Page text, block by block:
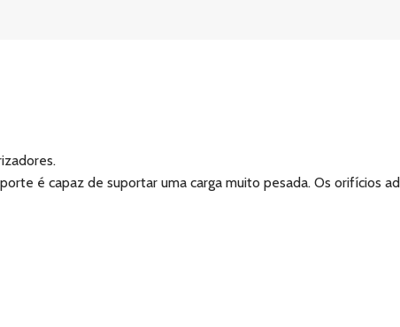
é capaz de suportar uma carga muito pesada. Os orifícios